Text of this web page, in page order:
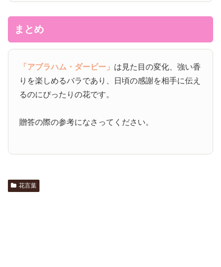
まとめ
「アブラハム・ダービー」 は見た目の変化、強い香
りを楽しめるバラであり、日頃の感謝を相手に伝え
るのにぴったりの花です。
贈答の際の参考になさってください。
花言葉